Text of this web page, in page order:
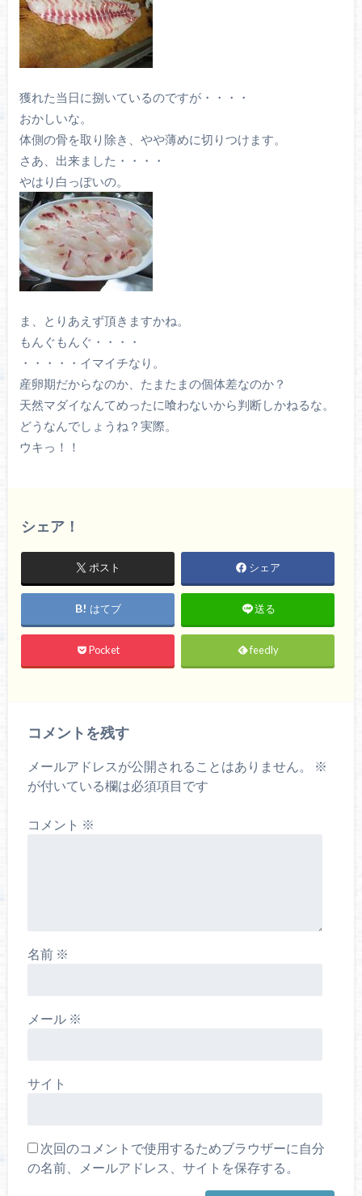
獲れた当日に捌いているのですが・・・・
おかしいな。
体側の骨を取り除き、やや薄めに切りつけます。
さあ、出来ました・・・・
やはり白っぽいの。
ま、とりあえず頂きますかね。
もんぐもんぐ・・・・
・・・・・イマイチなり。
産卵期だからなのか、たまたまの個体差なのか？
天然マダイなんてめったに喰わないから判断しかねるな。
どうなんでしょうね？実際。
ウキっ！！
シェア！
ポスト シェア
はてブ 送る
Pocket feedly
コメントを残す
メールアドレスが公開されることはありません。
※
が付いている欄は必須項目です
コメント ※
名前 ※
メール ※
サイト
次回のコメントで使用するためブラウザーに自分
の名前、メールアドレス、サイトを保存する。